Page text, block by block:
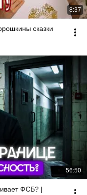
8:37
сказки
56:50
ФСБ? |